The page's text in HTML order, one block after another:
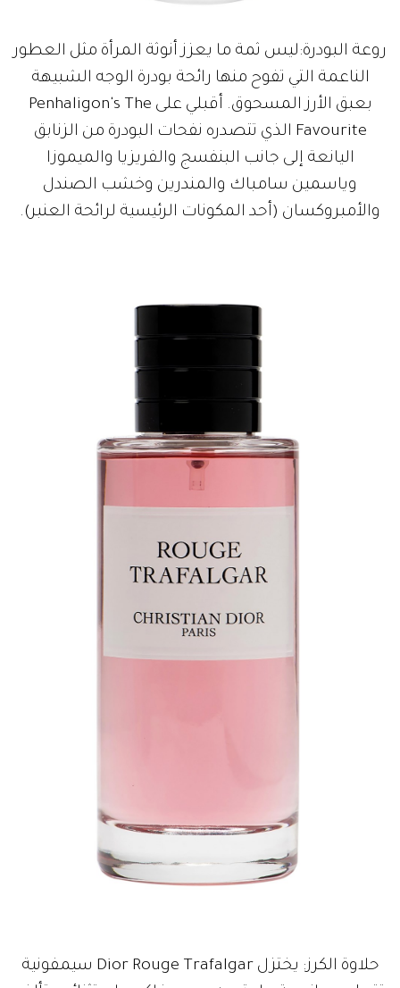
روعة البودرة:ليس ثمة ما يعزز أنوثة المرأة مثل العطور
الناعمة التي تفوح منها رائحة بودرة الوجه الشبيهة
بعبق الأرز المسحوق. أقبلي على Penhaligon's The
Favourite الذي تتصدره نفحات البودرة من الزنابق
اليانعة إلى جانب البنفسج والفريزيا والميموزا
وياسمين سامباك والمندرين وخشب الصندل
والأمبروكسان (أحد المكونات الرئيسية لرائحة العنبر).
حلاوة الكرز: يختزل Dior Rouge Trafalgar سيمفونية